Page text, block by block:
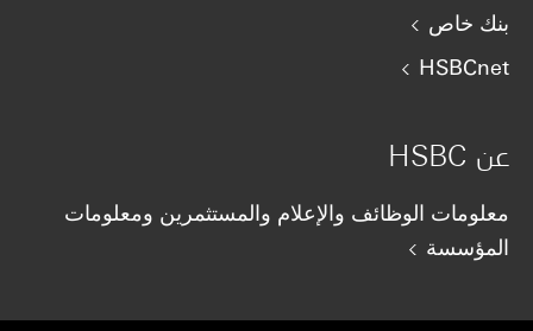
بنك خاص
HSBCnet
عن HSBC
معلومات الوظائف والإعلام والمستثمرين ومعلومات
المؤسسة